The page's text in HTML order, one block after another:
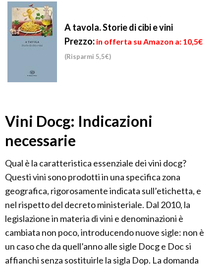
A tavola. Storie di cibi e vini
Prezzo: in offerta su Amazon a: 10,5€
(Risparmi 5,5€)
Vini Docg: Indicazioni
necessarie
Qual è la caratteristica essenziale dei vini docg?
Questi vini sono prodotti in una specifica zona
geografica, rigorosamente indicata sull’etichetta, e
nel rispetto del decreto ministeriale. Dal 2010, la
legislazione in materia di vini e denominazioni è
cambiata non poco, introducendo nuove sigle: non è
un caso che da quell’anno alle sigle Docg e Doc si
affianchi senza sostituirle la sigla Dop. La domanda